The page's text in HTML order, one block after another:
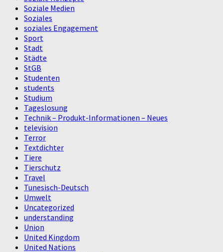
Soziale Medien
Soziales
soziales Engagement
Sport
Stadt
Städte
StGB
Studenten
students
Studium
Tageslosung
Technik – Produkt-Informationen – Neues
television
Terror
Textdichter
Tiere
Tierschutz
Travel
Tunesisch-Deutsch
Umwelt
Uncategorized
understanding
Union
United Kingdom
United Nations